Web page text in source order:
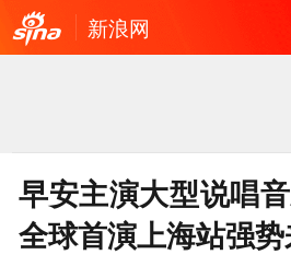
新浪网
早安主演大型说唱
全球首演上海站强